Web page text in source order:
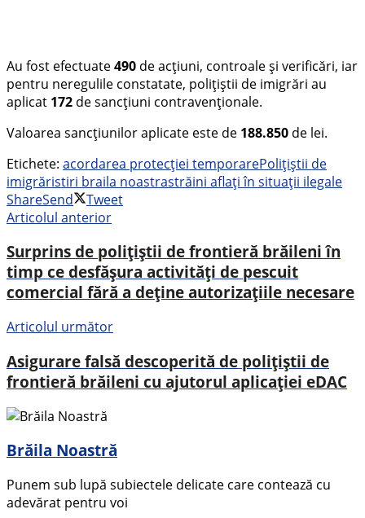
Au fost efectuate490 de acțiuni, controale și verificări, iar
pentru neregulile constatate, polițiștii de imigrări au
aplicat 172 de sancțiuni contravenționale.
Valoarea sancțiunilor aplicate este de 188.850 de lei.
Etichete: acordarea protecției temporarePolițiștii de
imigrăristiri braila noastrastrăini aflați în situații ilegale
ShareSend
Tweet
Articolul anterior
Surprins de polițiștii de frontieră brăileni în
timp ce desfășura activități de pescuit
comercial fără a deține autorizațiile necesare
Articolul următor
Asigurare falsă descoperită de polițiștii de
frontieră brăileni cu ajutorul aplicației eDAC
Brăila Noastră
Punem sub lupă subiectele delicate care contează cu
adevărat pentru voi